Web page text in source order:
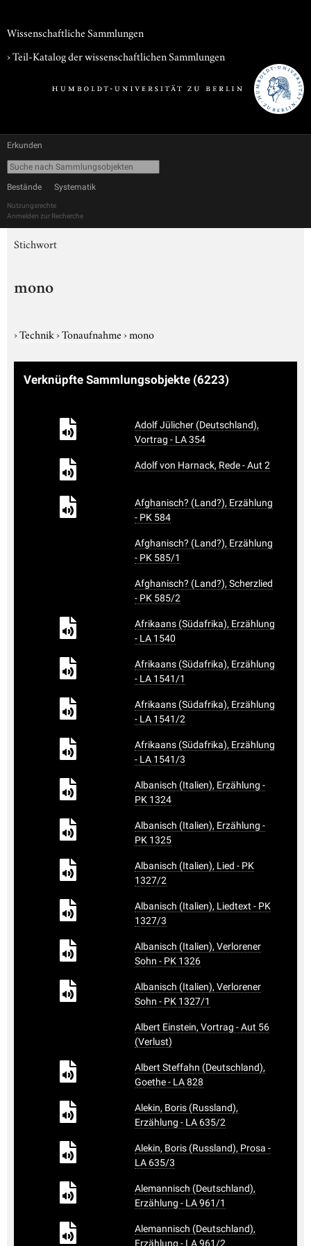
Wissenschaftliche Sammlungen
› Teil-Katalog der wissenschaftlichen Sammlungen
Erkunden
Bestände Systematik
Nutzungsrechte
Anmelden zur Recherche
Stichwort
mono
›Technik›Tonaufnahme›mono
Verknüpfte Sammlungsobjekte (6223)
Adolf Jülicher (Deutschland),
Vortrag - LA 354
Adolf von Harnack, Rede - Aut 2
Afghanisch? (Land?), Erzählung
- PK 584
Afghanisch? (Land?), Erzählung
- PK 585/1
Afghanisch? (Land?), Scherzlied
- PK 585/2
Afrikaans (Südafrika), Erzählung
- LA 1540
Afrikaans (Südafrika), Erzählung
- LA 1541/1
Afrikaans (Südafrika), Erzählung
- LA 1541/2
Afrikaans (Südafrika), Erzählung
- LA 1541/3
Albanisch (Italien), Erzählung -
PK 1324
Albanisch (Italien), Erzählung -
PK 1325
Albanisch (Italien), Lied - PK
1327/2
Albanisch (Italien), Liedtext - PK
1327/3
Albanisch (Italien), Verlorener
Sohn - PK 1326
Albanisch (Italien), Verlorener
Sohn - PK 1327/1
Albert Einstein, Vortrag - Aut 56
(Verlust)
Albert Steffahn (Deutschland),
Goethe - LA 828
Alekin, Boris (Russland),
Erzählung - LA 635/2
Alekin, Boris (Russland), Prosa -
LA 635/3
Alemannisch (Deutschland),
Erzählung - LA 961/1
Alemannisch (Deutschland),
Erzählung - LA 961/2